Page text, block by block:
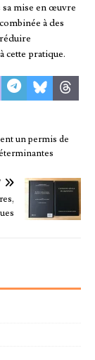
mise en œuvre
à des
cette pratique.
un permis de